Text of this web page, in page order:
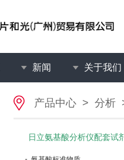
新闻 关于我们
产品中心 > 分析
日立氨基酸分析仪配套试